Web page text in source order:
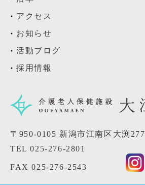
アクセス
お知らせ
活動ブログ
採用情報
〒950-0105 新潟市江南区大渕277
TEL025-276-2801
FAX 025-276-2543